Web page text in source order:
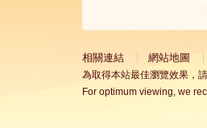
相關連結 網站地圖
為取得本站最佳瀏覽效果，
For optimum viewing, we